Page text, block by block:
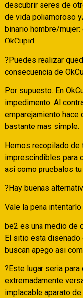
descubrir seres de
de vida poliamoroso
binario hombre/
OkCupid.
?Puedes realizar
consecuencia de
Por supuesto. En
impedimento. Al
emparejamiento hace
bastante mas simple.
Hemos recopilado de
imprescindibles para
asi­ como pruebalos
?Hay buenas
Vale la pena intentarlo
be2 es una medio de
El sitio esta
buscan apego asi­
?Este lugar seri­a
extremadamente
implacable aparato